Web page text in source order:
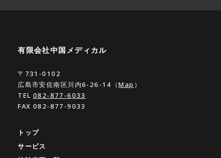
有限会社中国メディカル
〒731-0102
広島市安佐南区川内6-26-14（Map ）
TEL 082-877-6033
FAX 082-877-9033
トップ
サービス